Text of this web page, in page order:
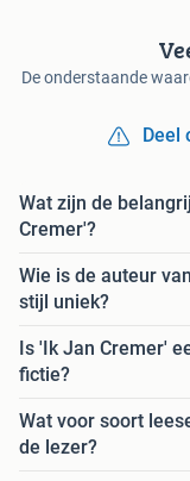
De onderstaande
Deel
Wat zijn de
Cremer'?
Wie is de auteur
stijl uniek?
Is 'Ik Jan Cremer'
fictie?
Wat voor soort
de lezer?